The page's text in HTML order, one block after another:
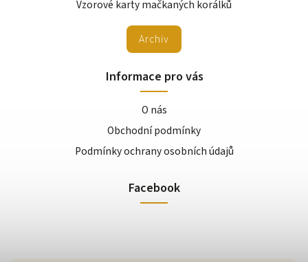
Vzorové karty mačkaných korálků
Archiv
Informace pro vás
O nás
Obchodní podmínky
Podmínky ochrany osobních údajů
Facebook